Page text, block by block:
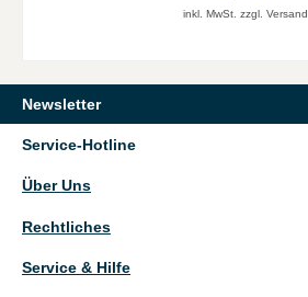
inkl. MwSt. zzgl. Versand
Newsletter
Service-Hotline
Über Uns
Rechtliches
Service & Hilfe